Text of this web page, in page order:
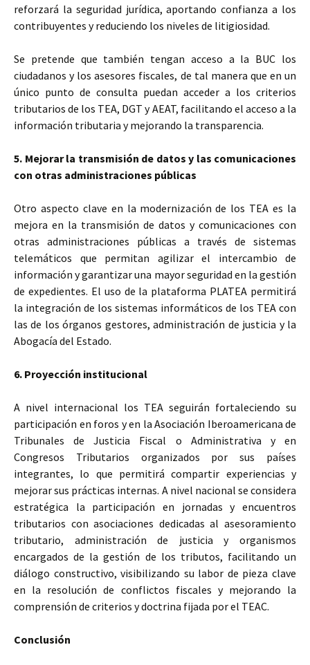
reforzará la seguridad jurídica, aportando confianza a los
contribuyentes y reduciendo los niveles de litigiosidad.
Se pretende que también tengan acceso a la BUC los
ciudadanos y los asesores fiscales, de tal manera que en un
único punto de consulta puedan acceder a los criterios
tributarios de los TEA, DGT y AEAT, facilitando el acceso a la
información tributaria y mejorando la transparencia.
5. Mejorar la transmisión de datos y las comunicaciones
con otras administraciones públicas
Otro aspecto clave en la modernización de los TEA es la
mejora en la transmisión de datos y comunicaciones con
otras administraciones públicas a través de sistemas
telemáticos que permitan agilizar el intercambio de
información y garantizar una mayor seguridad en la gestión
de expedientes. El uso de la plataforma PLATEA permitirá
la integración de los sistemas informáticos de los TEA con
las de los órganos gestores, administración de justicia y la
Abogacía del Estado.
6. Proyección institucional
A nivel internacional los TEA seguirán fortaleciendo su
participación en foros y en la Asociación Iberoamericana de
Tribunales de Justicia Fiscal o Administrativa y en
Congresos Tributarios organizados por sus países
integrantes, lo que permitirá compartir experiencias y
mejorar sus prácticas internas. A nivel nacional se considera
estratégica la participación en jornadas y encuentros
tributarios con asociaciones dedicadas al asesoramiento
tributario, administración de justicia y organismos
encargados de la gestión de los tributos, facilitando un
diálogo constructivo, visibilizando su labor de pieza clave
en la resolución de conflictos fiscales y mejorando la
comprensión de criterios y doctrina fijada por el TEAC.
Conclusión